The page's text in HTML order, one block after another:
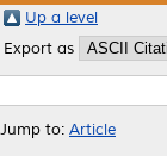
Up a level
Export as
Jump to: Article